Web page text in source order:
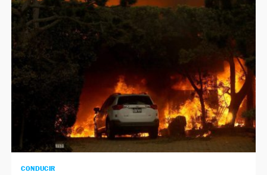
NEWSLETTER
SÍGUENOS
CONDUCIR